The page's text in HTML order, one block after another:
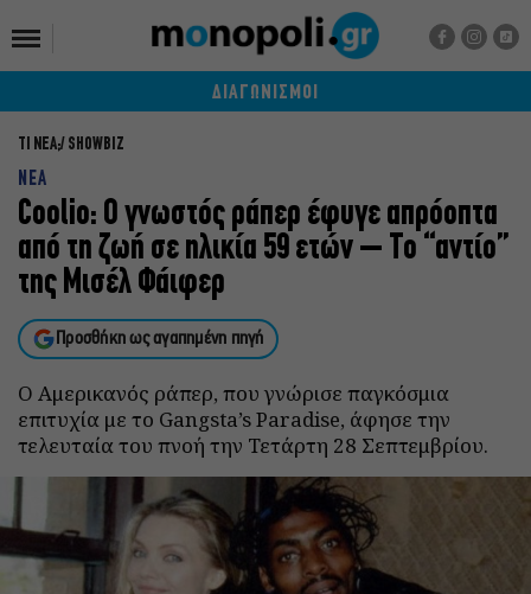
ΔΙΑΓΩΝΙΣΜΟΙ
ΤΙ ΝΕΑ; SHOWBIZ
ΝΕΑ
Coolio: Ο γνωστός ράπερ έφυγε απρόοπτα
από τη ζωή σε ηλικία 59 ετών – Το “αντίο”
της Μισέλ Φάιφερ
Προσθήκη ως αγαπημένη πηγή
Ο Αμερικανός ράπερ, που γνώρισε παγκόσμια
επιτυχία με το Gangsta’s Paradise, άφησε την
τελευταία του πνοή την Τετάρτη 28 Σεπτεμβρίου.